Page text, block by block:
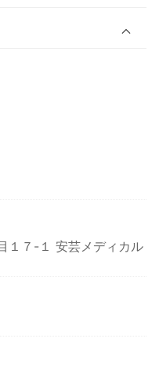
１７-１ 安芸メディカル